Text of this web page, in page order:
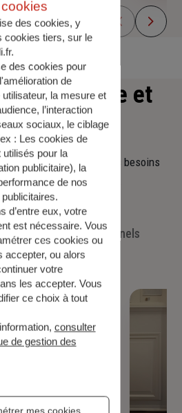
d'assurance et
pour sécuriser vos besoins
anticiper ceux de demain.
Pour les professionnels
des cookies, y
cookies tiers, sur le
des cookies pour
de
utilisateur, la mesure et
l’interaction
sociaux, le ciblage
: Les cookies de
utilisés pour la
publicitaire), la
de nos
d’entre eux, votre
est nécessaire. Vous
ces cookies ou
accepter, ou alors
votre
les accepter. Vous
ce choix à tout
consulter
de gestion des
mes cookies